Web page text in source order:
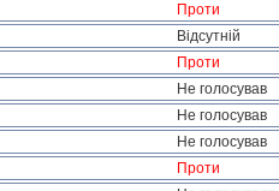
Проти
Відсутній
Проти
Не голосував
Не голосував
Не голосував
Проти